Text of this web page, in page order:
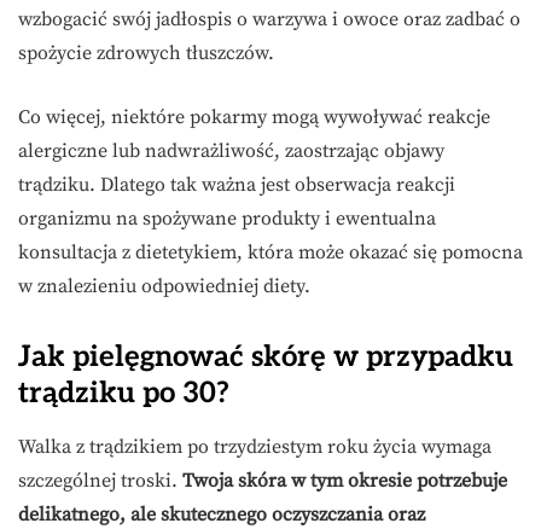
wzbogacić swój jadłospis o warzywa i owoce oraz zadbać o
spożycie zdrowych tłuszczów.
Co więcej, niektóre pokarmy mogą wywoływać reakcje
alergiczne lub nadwrażliwość, zaostrzając objawy
trądziku. Dlatego tak ważna jest obserwacja reakcji
organizmu na spożywane produkty i ewentualna
konsultacja z dietetykiem, która może okazać się pomocna
w znalezieniu odpowiedniej diety.
Jak pielęgnować skórę w przypadku
trądziku po 30?
Walka z trądzikiem po trzydziestym roku życia wymaga
szczególnej troski. Twoja skóra w tym okresie potrzebuje
delikatnego, ale skutecznego oczyszczania oraz